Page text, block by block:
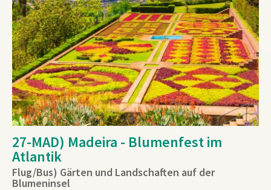
27-MAD) Madeira - Blumenfest im
Atlantik
Flug/Bus) Gärten und Landschaften auf der
Blumeninsel